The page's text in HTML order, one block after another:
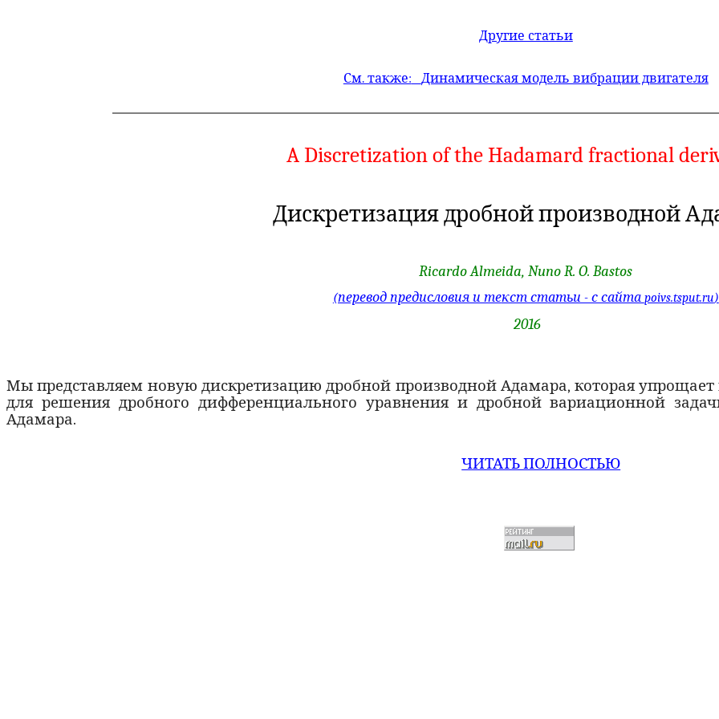
Другие статьи
См. также: Динамическая модель вибрации двигателя
A Discretization of theHadamardfractional
Дискретизация дробной производной
Ricardo Almeida,NunoR. O.Bastos
(перевод предисловия и текст статьи - с сайта poivs.tsput.ru)
2016
Мы представляем новую дискретизацию дробной производной Адамара, которая
для решения дробного дифференциального уравнения и дробной вариационной
Адамара.
ЧИТАТЬ ПОЛНОСТЬЮ